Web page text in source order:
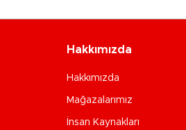
Hakkımızda
Hakkımızda
Mağazalarımız
İnsan Kaynakları